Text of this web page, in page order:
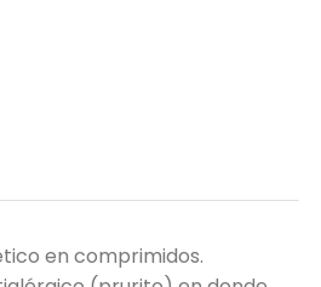
en comprimidos.